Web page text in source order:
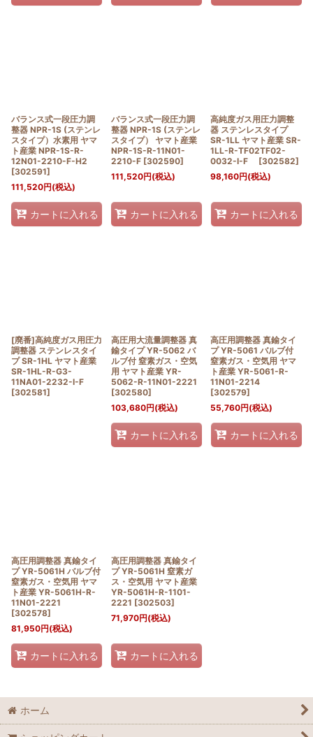
バランス式一段圧力調
整器 NPR-1S (ステンレ
スタイプ）水素用 ヤマ
ト産業 NPR-1S-R-
12N01-2210-F-H2
[302591]
111,520円(税込)
カートに入れる
バランス式一段圧力調
整器 NPR-1S (ステンレ
スタイプ） ヤマト産業
NPR-1S-R-11N01-
2210-F [302590]
111,520円(税込)
カートに入れる
高純度ガス用圧力調整
器 ステンレスタイプ
SR-1LL ヤマト産業 SR-
1LL-R-TF02TF02-
0032-I-F
[302582]
98,160円(税込)
カートに入れる
[廃番]高純度ガス用圧力
調整器 ステンレスタイ
プ SR-1HL ヤマト産業
SR-1HL-R-G3-
11NA01-2232-I-F
[302581]
高圧用大流量調整器 真
鍮タイプ YR-5062 バ
ルブ付 窒素ガス・空気
用 ヤマト産業 YR-
5062-R-11N01-2221
[302580]
103,680円(税込)
カートに入れる
高圧用調整器 真鍮タイ
プ YR-5061 バルブ付
窒素ガス・空気用 ヤマ
ト産業 YR-5061-R-
11N01-2214
[302579]
55,760円(税込)
カートに入れる
高圧用調整器 真鍮タイ
プ YR-5061H バルブ付
窒素ガス・空気用 ヤマ
ト産業 YR-5061H-R-
11N01-2221
[302578]
81,950円(税込)
カートに入れる
高圧用調整器 真鍮タイ
プ YR-5061H 窒素ガ
ス・空気用 ヤマト産業
YR-5061H-R-1101-
2221 [302503]
71,970円(税込)
カートに入れる
ホーム